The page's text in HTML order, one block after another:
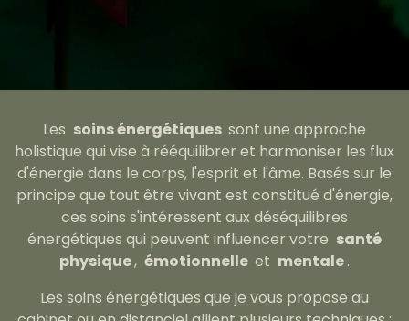
Les soins énergétiques sont une approche
holistique qui vise à rééquilibrer et harmoniser les flux
d'énergie dans le corps, l'esprit et l'âme. Basés sur le
principe que tout être vivant est constitué d'énergie,
ces soins s'intéressent aux déséquilibres
énergétiques qui peuvent influencer votre santé
physique, émotionnelle et mentale.
Les soins énergétiques que je vous propose au